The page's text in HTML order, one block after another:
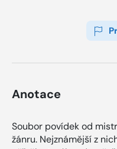
Anotace
Soubor povídek od
žánru. Nejznámější z